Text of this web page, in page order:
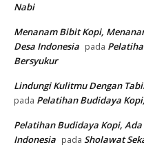
Nabi
Menanam Bibit Kopi,
Desa Indonesia pada
Bersyukur
Lindungi Kulitmu Dengan
pada Pelatihan Budidaya
Pelatihan Budidaya Kopi,
Indonesia pada Sholawat